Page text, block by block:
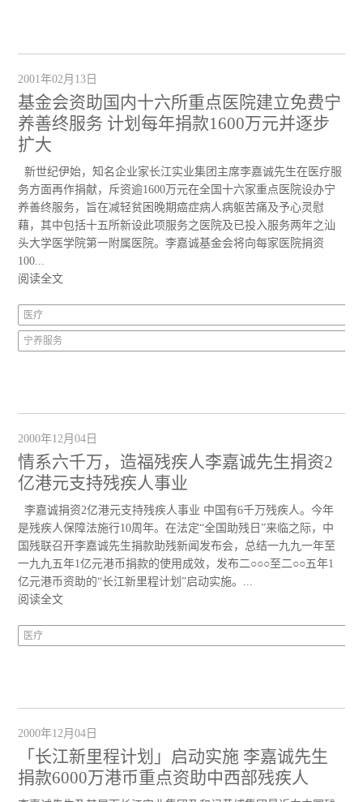
2001年02月13日
基金会资助国内十六所重点医院建立免费宁
养善终服务 计划每年捐款1600万元并逐步
扩大
新世纪伊始，知名企业家长江实业集团主席李嘉诚先生在医疗服
务方面再作捐献，斥资逾1600万元在全国十六家重点医院设办宁
养善终服务，旨在减轻贫困晚期癌症病人病躯苦痛及予心灵慰
藉，其中包括十五所新设此项服务之医院及已投入服务两年之汕
头大学医学院第一附属医院。李嘉诚基金会将向每家医院捐资
100...
阅读全文
医疗
宁养服务
2000年12月04日
情系六千万，造福残疾人李嘉诚先生捐资2
亿港元支持残疾人事业
李嘉诚捐资2亿港元支持残疾人事业 中国有6千万残疾人。今年
是残疾人保障法施行10周年。在法定“全国助残日”来临之际，中
国残联召开李嘉诚先生捐款助残新闻发布会，总结一九九一年至
一九九五年1亿元港币捐款的使用成效，发布二○○○至二○○五年1
亿元港币资助的“长江新里程计划”启动实施。...
阅读全文
医疗
2000年12月04日
「长江新里程计划」启动实施 李嘉诚先生
捐款6000万港币重点资助中西部残疾人